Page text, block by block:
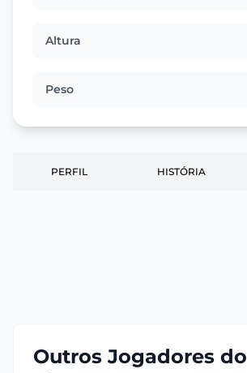
Altura
Peso
PERFIL HISTÓRIA
Outros Jogadores do